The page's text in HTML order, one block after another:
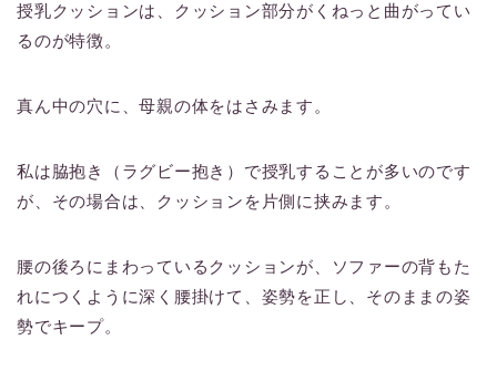
授乳クッションは、クッション部分がくねっと曲がってい
るのが特徴。
真ん中の穴に、母親の体をはさみます。
私は脇抱き（ラグビー抱き）で授乳することが多いのです
が、その場合は、クッションを片側に挟みます。
腰の後ろにまわっているクッションが、ソファーの背もた
れにつくように深く腰掛けて、姿勢を正し、そのままの姿
勢でキープ。